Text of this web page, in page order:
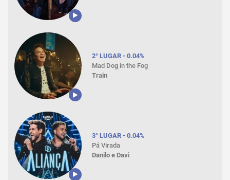
2° LUGAR - 0.04%
Mad Dog in the Fog
Train
3° LUGAR - 0.04%
Pá Virada
Danilo e Davi